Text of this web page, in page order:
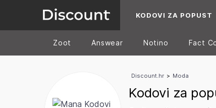
KODOVI ZA POPUST
Zoot Answear Notino Fact
Discount.hr > Moda
Kodovi za